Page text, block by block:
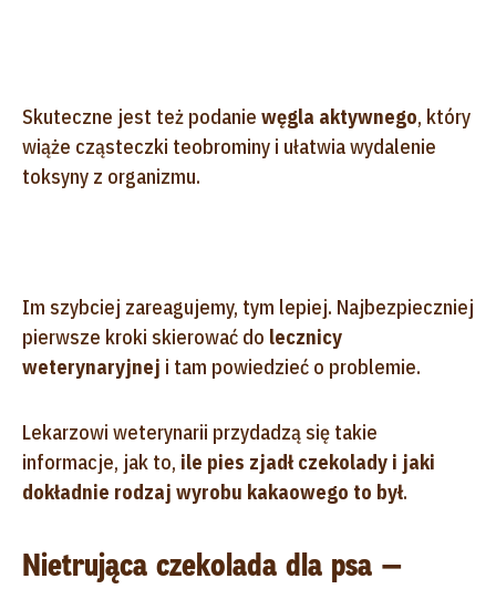
Skuteczne jest też podanie węgla aktywnego, który
wiąże cząsteczki teobrominy i ułatwia wydalenie
toksyny z organizmu.
Im szybciej zareagujemy, tym lepiej. Najbezpieczniej
pierwsze kroki skierować do lecznicy
weterynaryjnej i tam powiedzieć o problemie.
Lekarzowi weterynarii przydadzą się takie
informacje, jak to, ile pies zjadł czekolady i jaki
dokładnie rodzaj wyrobu kakaowego to był.
Nietrująca czekolada dla psa —